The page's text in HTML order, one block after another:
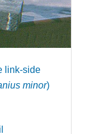
link-side
minor)